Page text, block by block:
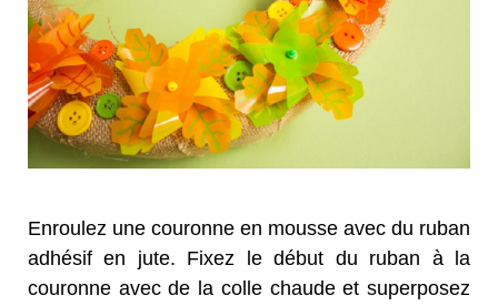
Enroulez une couronne en mousse avec du ruban
adhésif en jute. Fixez le début du ruban à la
couronne avec de la colle chaude et superposez